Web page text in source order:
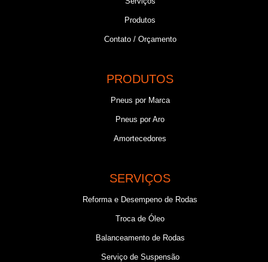
Produtos
Contato / Orçamento
PRODUTOS
Pneus por Marca
Pneus por Aro
Amortecedores
SERVIÇOS
Reforma e Desempeno de Rodas
Troca de Óleo
Balanceamento de Rodas
Serviço de Suspensão